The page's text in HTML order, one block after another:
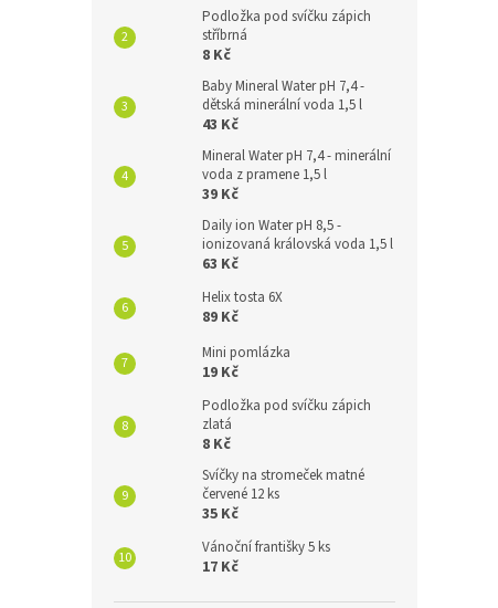
Podložka pod svíčku zápich
stříbrná
8 Kč
Baby Mineral Water pH 7,4 -
dětská minerální voda 1,5 l
43 Kč
Mineral Water pH 7,4 - minerální
voda z pramene 1,5 l
39 Kč
Daily ion Water pH 8,5 -
ionizovaná královská voda 1,5 l
63 Kč
Helix tosta 6X
89 Kč
Mini pomlázka
19 Kč
Podložka pod svíčku zápich
zlatá
8 Kč
Svíčky na stromeček matné
červené 12 ks
35 Kč
Vánoční františky 5 ks
17 Kč